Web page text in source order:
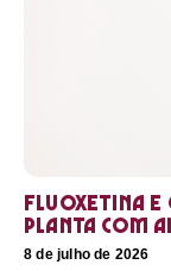
Fluoxetina e
planta com
8 de julho de 2026